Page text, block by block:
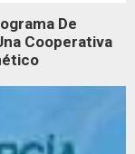
De
Cooperativa